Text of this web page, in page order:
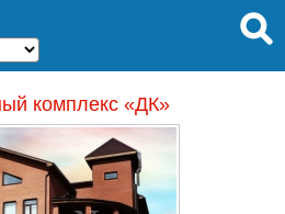
комплекс «ДК»